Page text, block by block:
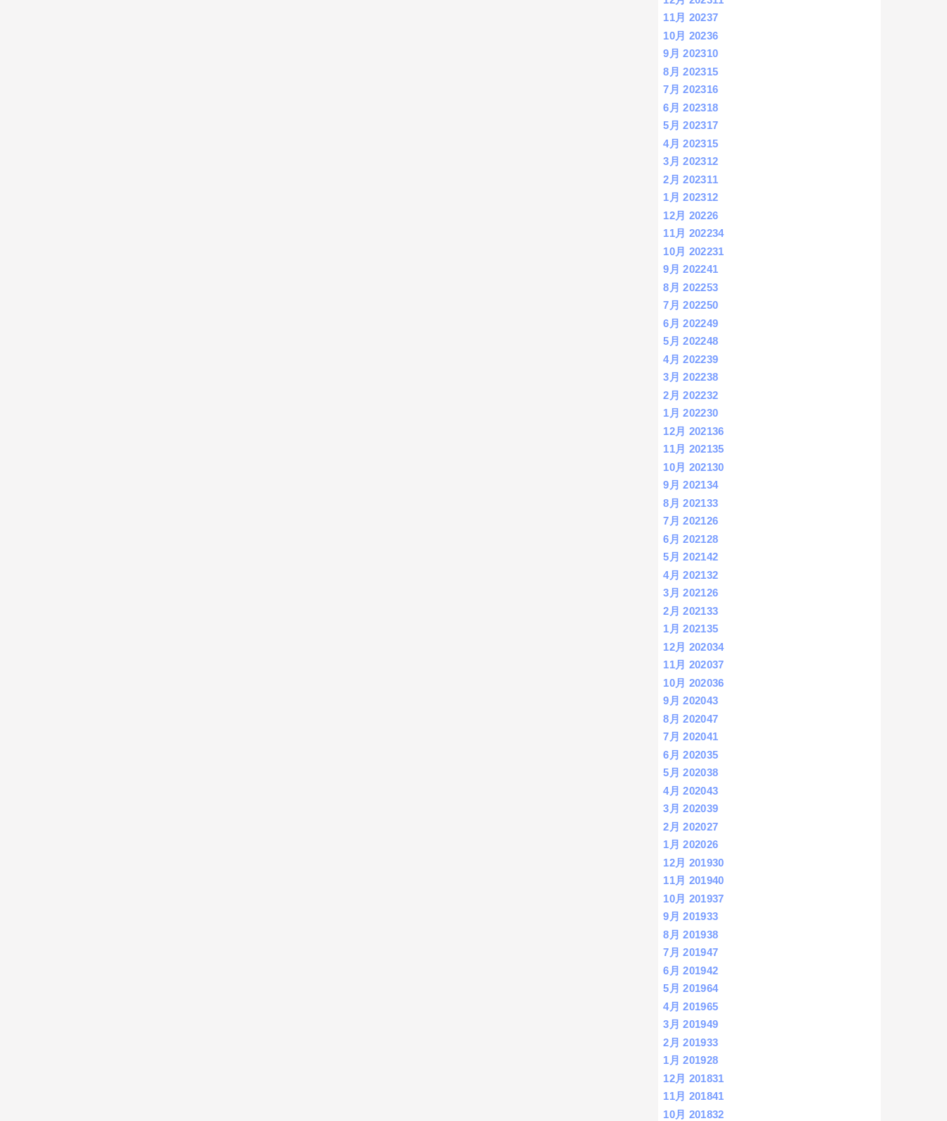
11月 20237
10月 20236
9月 202310
8月 202315
7月 202316
6月 202318
5月 202317
4月 202315
3月 202312
2月 202311
1月 202312
12月 20226
11月 202234
10月 202231
9月 202241
8月 202253
7月 202250
6月 202249
5月 202248
4月 202239
3月 202238
2月 202232
1月 202230
12月 202136
11月 202135
10月 202130
9月 202134
8月 202133
7月 202126
6月 202128
5月 202142
4月 202132
3月 202126
2月 202133
1月 202135
12月 202034
11月 202037
10月 202036
9月 202043
8月 202047
7月 202041
6月 202035
5月 202038
4月 202043
3月 202039
2月 202027
1月 202026
12月 201930
11月 201940
10月 201937
9月 201933
8月 201938
7月 201947
6月 201942
5月 201964
4月 201965
3月 201949
2月 201933
1月 201928
12月 201831
11月 201841
10月 201832